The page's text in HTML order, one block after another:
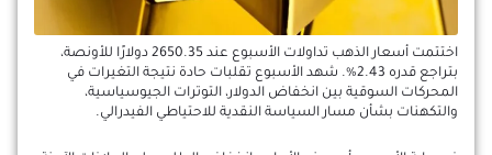
اختتمت أسعار الذهب تداولات الأسبوع عند 2650.35 دولارًا للأونصة،
بتراجع قدره 2.43%. شهد الأسبوع تقلبات حادة نتيجة التغيرات في
المحركات السوقية بين انخفاض الدولار، التوترات الجيوسياسية،
والتكهنات بشأن مسار السياسة النقدية للاحتياطي الفيدرالي.